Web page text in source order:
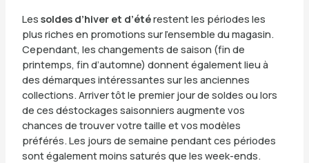
Les soldes d’hiver et d’étérestent les périodes les
plus riches en promotions sur l’ensemble du magasin.
Cependant, les changements de saison (fin de
printemps, fin d’automne) donnent également lieu à
des démarques intéressantes sur les anciennes
collections. Arriver tôt le premier jour de soldes ou lors
de ces déstockages saisonniers augmente vos
chances de trouver votre taille et vos modèles
préférés. Les jours de semaine pendant ces périodes
sont également moins saturés que les week-ends.